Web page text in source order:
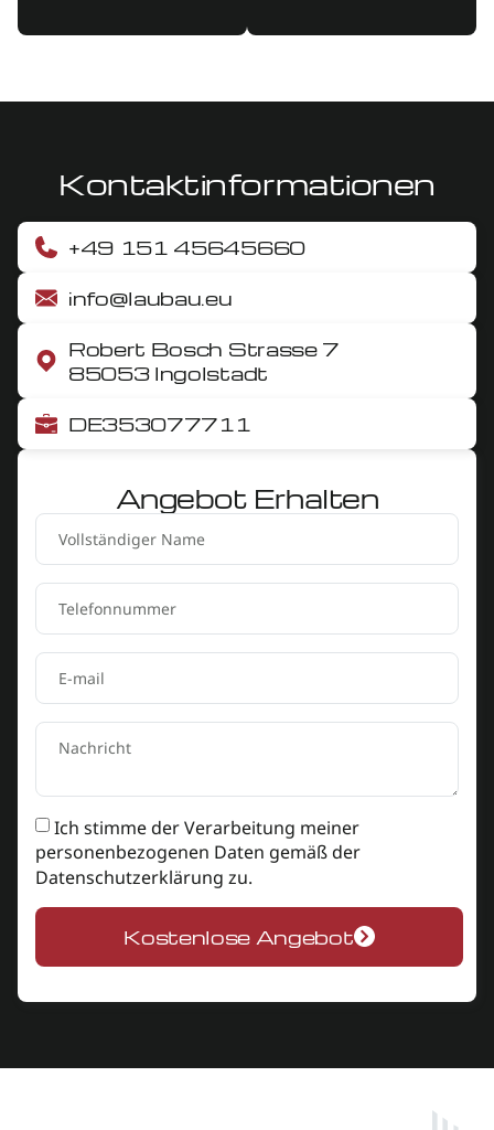
Angebot Erhalten
Ich stimme der Verarbeitung meiner
personenbezogenen Daten gemäß der
Datenschutzerklärung zu.
Kostenlose Angebot
Kontaktinformationen
+49 151 45645660
info@laubau.eu
Robert Bosch Strasse 7
85053 Ingolstadt
DE353077711